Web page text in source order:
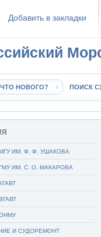
Добавить в закладки
ЧТО НОВОГО? ПОИСК
ИМ. Ф. Ф. УШАКОВА
ИМ. С. О. МАКАРОВА
И СУДОРЕМОНТ